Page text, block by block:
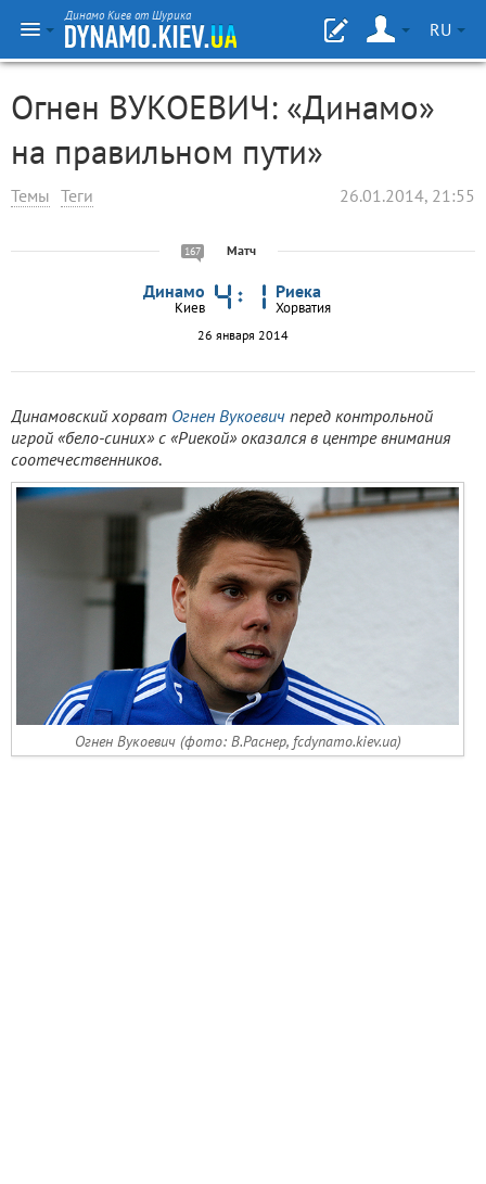
Динамо Киев от Шурика
RU
Огнен ВУКОЕВИЧ: «Динамо»
на правильном пути»
Темы Теги 26.01.2014, 21:55
167 Матч
Динамо
Киев
Риека
Хорватия
26 января 2014
Динамовский хорват Огнен Вукоевич перед контрольной
игрой «бело-синих» с «Риекой» оказался в центре внимания
соотечественников.
Огнен Вукоевич (фото: В.Раснер, fcdynamo.kiev.ua)